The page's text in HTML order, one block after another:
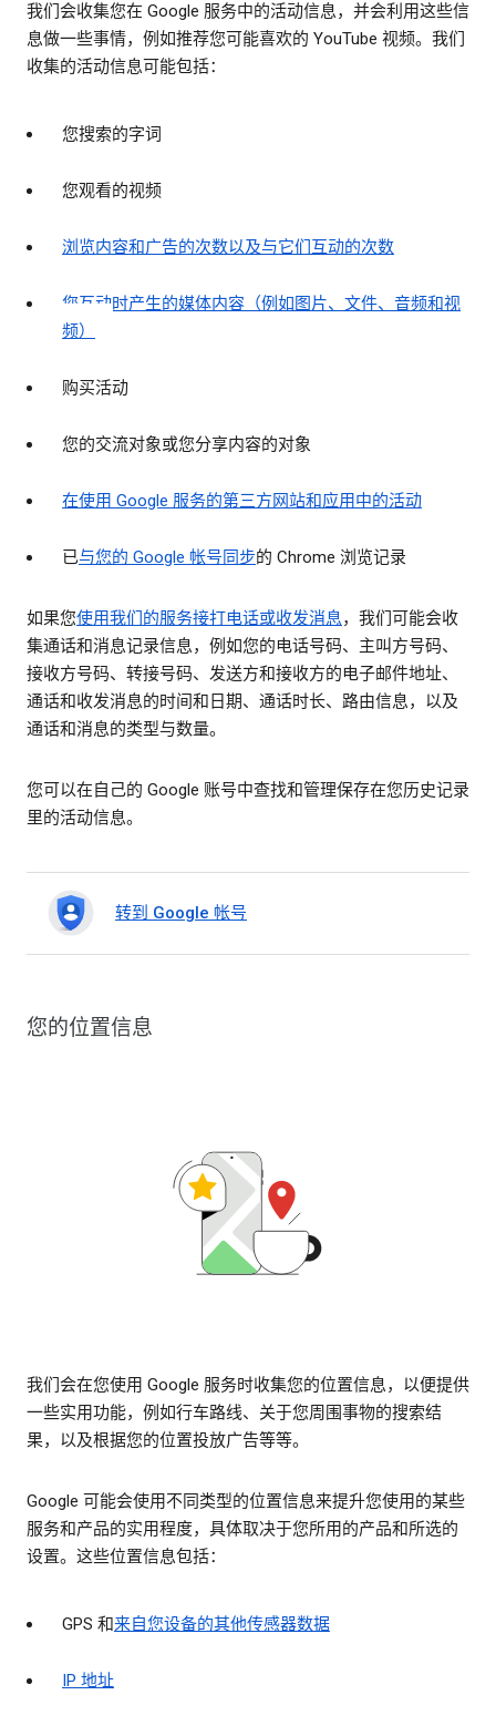
我们会收集您在 Google 服务中的活动信息，并会利用这些信
息做一些事情，例如推荐您可能喜欢的 YouTube 视频。我们
收集的活动信息可能包括：
您搜索的字词
您观看的视频
浏览内容和广告的次数以及与它们互动的次数
您互动时产生的媒体内容（例如图片、文件、音频和视
频）
购买活动
您的交流对象或您分享内容的对象
在使用 Google 服务的第三方网站和应用中的活动
已与您的 Google 帐号同步的 Chrome 浏览记录
如果您使用我们的服务接打电话或收发消息，我们可能会收
集通话和消息记录信息，例如您的电话号码、主叫方号码、
接收方号码、转接号码、发送方和接收方的电子邮件地址、
通话和收发消息的时间和日期、通话时长、路由信息，以及
通话和消息的类型与数量。
您可以在自己的 Google 账号中查找和管理保存在您历史记录
里的活动信息。
转到 Google 帐号
您的位置信息
我们会在您使用 Google 服务时收集您的位置信息，以便提供
一些实用功能，例如行车路线、关于您周围事物的搜索结
果，以及根据您的位置投放广告等等。
Google 可能会使用不同类型的位置信息来提升您使用的某些
服务和产品的实用程度，具体取决于您所用的产品和所选的
设置。这些位置信息包括：
GPS 和来自您设备的其他传感器数据
IP 地址